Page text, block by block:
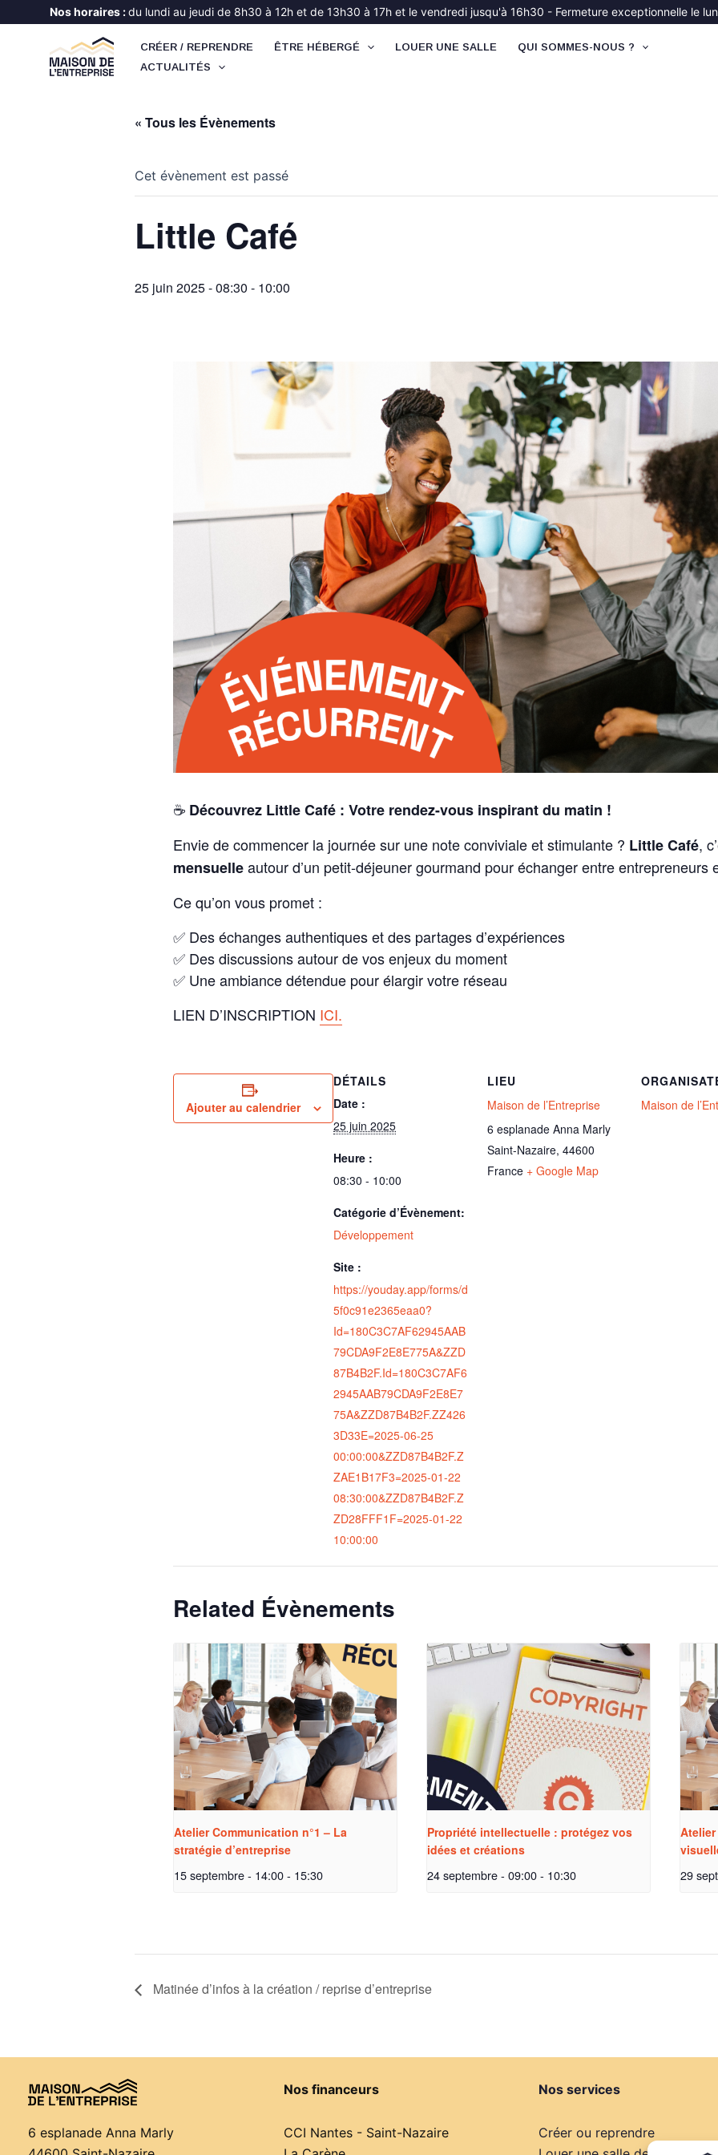
Nos horaires :du lundi au jeudi de 8h30 à 12h et de 13h30 à 17h et le vendredi jusqu'à 16h30 - Fermeture exceptionnelle le
CRÉER / REPRENDRE ÊTRE HÉBERGÉ LOUER UNE SALLE
QUI SOMMES-NOUS ?
ACTUALITÉS
« Tous les Évènements
Cet évènement est passé
Little Café
25 juin 2025 - 08:30 - 10:00
☕ Découvrez Little Café : Votre rendez-vous inspirant du matin !
Envie de commencer la journée sur une note conviviale et stimulante ? Little Café,
mensuelleautour d’un petit-déjeuner gourmand pour échanger entre entrepreneurs
Ce qu’on vous promet :
✅ Des échanges authentiques et des partages d’expériences
✅ Des discussions autour de vos enjeux du moment
✅ Une ambiance détendue pour élargir votre réseau
LIEN D’INSCRIPTION ICI.
Ajouter au calendrier
DÉTAILS
Date :
25 juin 2025
Heure :
08:30 - 10:00
Catégorie d’Évènement:
Développement
Site :
https://youday.app/forms/d
5f0c91e2365eaa0?
Id=180C3C7AF62945AAB
79CDA9F2E8E775A&ZZD
87B4B2F.Id=180C3C7AF6
2945AAB79CDA9F2E8E7
75A&ZZD87B4B2F.ZZ426
3D33E=2025-06-25
00:00:00&ZZD87B4B2F.Z
ZAE1B17F3=2025-01-22
08:30:00&ZZD87B4B2F.Z
ZD28FFF1F=2025-01-22
10:00:00
LIEU
Maison de l’Entreprise
6 esplanade Anna Marly
Saint-Nazaire, 44600
France + Google Map
Maison de
Related Évènements
Atelier Communication n°1 – La
stratégie d’entreprise
15 septembre - 14:00- 15:30
Propriété intellectuelle : protégez vos
idées et créations
24 septembre - 09:00- 10:30
Atelier
29
Matinée d’infos à la création / reprise d’entreprise
6 esplanade Anna Marly
Nos financeurs
CCI Nantes - Saint-Nazaire
Nos services
Créer ou reprendre